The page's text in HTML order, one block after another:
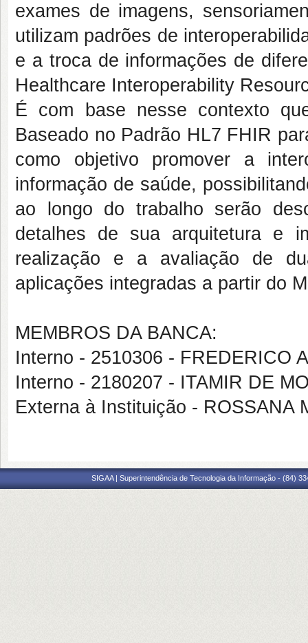
exames de imagens,
utilizam padrões de
e a troca de informações de
Healthcare Interoperability
É com base nesse contexto
Baseado no Padrão HL7 FHIR
como objetivo promover a
informação de saúde,
ao longo do trabalho serão
detalhes de sua arquitetura e
realização e a avaliação de
aplicações integradas a partir do
MEMBROS DA BANCA:
Interno - 2510306 - FREDERICO
Interno - 2180207 - ITAMIR DE
Externa à Instituição - ROSSANA
SIGAA | Superintendência de Tecnologia da Informação - (84)